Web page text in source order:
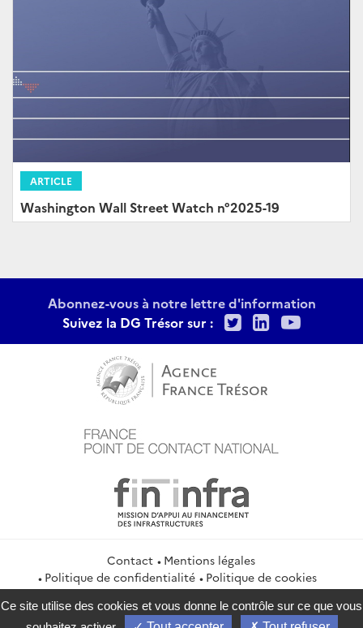
ARTICLE
Washington Wall Street Watch n°2025-19
Abonnez-vous à notre lettre d'information
Suivez la DG Trésor sur :
TwitterLinkedIn
Contact
Mentions légales
Politique de confidentialité
Politique de cookies
Gestion des cookies
Flux RSS
service-public.gouv.fr
legifrance.gouv.fr info.gouv.fr
Ce site utilise des cookies et vous donne le contrôle sur ce que vous